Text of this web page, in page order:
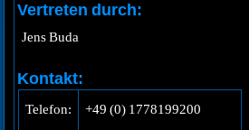
Vertreten durch:
Jens Buda
Kontakt:
Telefon: +49 (0) 1778199200